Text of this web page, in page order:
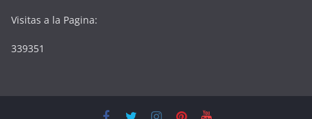
Visitas a la Pagina:
339351